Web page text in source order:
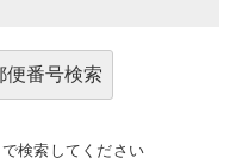
で検索してください